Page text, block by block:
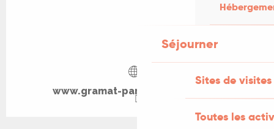
Séjourner
Sites de visites
Toutes les
www.gramat-parc-animalier.com